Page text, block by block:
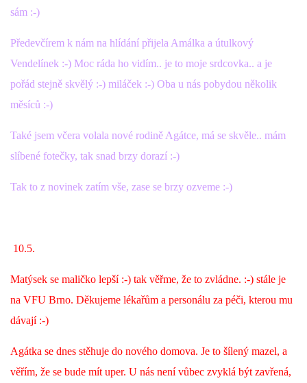
sám :-)
Předevčírem k nám na hlídání přijela Amálka a útulkový
Vendelínek :-) Moc ráda ho vidím.. je to moje srdcovka.. a je
pořád stejně skvělý :-) miláček :-) Oba u nás pobydou několik
měsíců :-)
Také jsem včera volala nové rodině Agátce, má se skvěle.. mám
slíbené fotečky, tak snad brzy dorazí :-)
Tak to z novinek zatím vše, zase se brzy ozveme :-)
10.5.
Matýsek se maličko lepší :-) tak věřme, že to zvládne. :-) stále je
na VFU Brno. Děkujeme lékařům a personálu za péči, kterou mu
dávají :-)
Agátka se dnes stěhuje do nového domova. Je to šílený mazel, a
věřím, že se bude mít uper. U nás není vůbec zvyklá být zavřená,